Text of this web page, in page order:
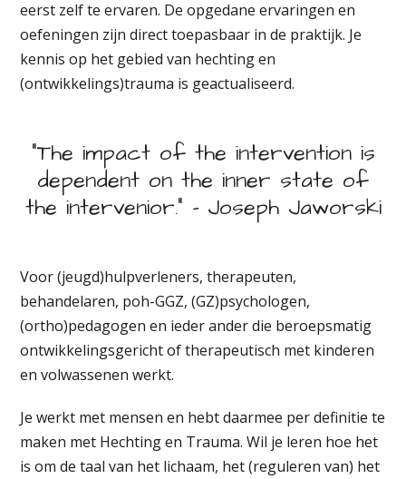
eerst zelf te ervaren. De opgedane ervaringen en
oefeningen zijn direct toepasbaar in de praktijk. Je
kennis op het gebied van hechting en
(ontwikkelings)trauma is geactualiseerd.
“The impact of the intervention is
dependent on the inner state of
the intervenior.” - Joseph Jaworski
Voor (jeugd)hulpverleners, therapeuten,
behandelaren, poh-GGZ, (GZ)psychologen,
(ortho)pedagogen en ieder ander die beroepsmatig
ontwikkelingsgericht of therapeutisch met kinderen
en volwassenen werkt.
Je werkt met mensen en hebt daarmee per definitie te
maken met Hechting en Trauma. Wil je leren hoe het
is om de taal van het lichaam, het (reguleren van) het